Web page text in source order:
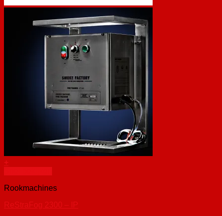
+
Rookmachines
ReStraFog 2300 – IP